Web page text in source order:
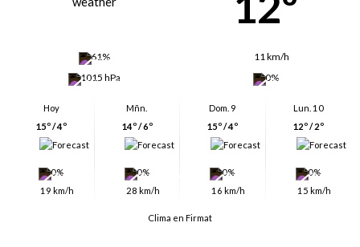
61%
11 km/h
1015 hPa
0%
Hoy
15º / 4º
0%
19 km/h
Mñn.
14º / 6º
0%
28 km/h
Dom. 9
15º / 4º
0%
16 km/h
Lun. 10
12º / 2º
0%
15 km/h
Clima en Firmat